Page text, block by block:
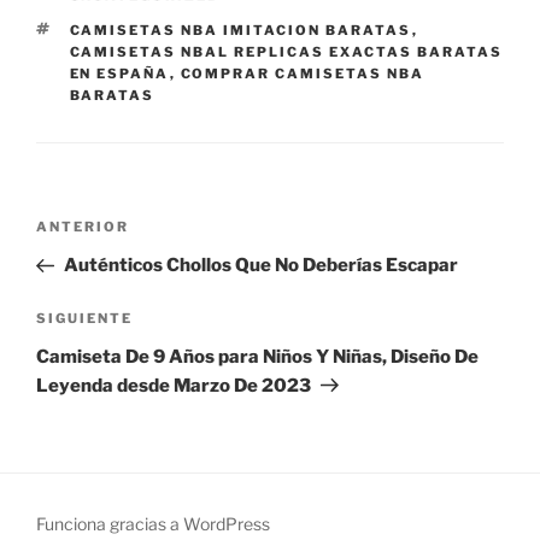
ETIQUETAS
CAMISETAS NBA IMITACION BARATAS ,
CAMISETAS NBAL REPLICAS EXACTAS BARATAS
EN ESPAÑA , COMPRAR CAMISETAS NBA
BARATAS
Navegación
entradas
Entrada
anterior:
ANTERIOR
Auténticos Chollos Que No Deberías Escapar
Siguiente
entrada
SIGUIENTE
Camiseta De 9 Años para Niños Y Niñas, Diseño De
Leyenda desde Marzo De 2023
Funciona gracias a WordPress